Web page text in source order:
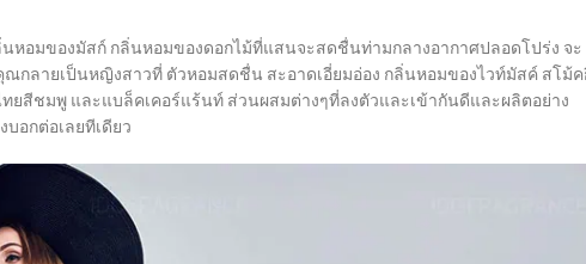
หอมของมัสก์ กลิ่นหอมของดอกไม้ที่แสนจะสดชื่นท่ามกลางอากาศปลอดโปร่ง จะ
กลายเป็นหญิงสาวที่ ตัวหอมสดชื่น สะอาดเอี่ยมอ่อง กลิ่นหอมของไวท์มัสค์ สโม้
ยสีชมพู และแบล็คเคอร์แร้นท์ ส่วนผสมต่างๆที่ลงตัวและเข้ากันดีและผลิตอย่าง
อกต่อเลยทีเดียว